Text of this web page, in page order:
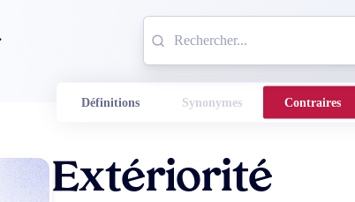
Définitions Synonymes Contraires
Extériorité